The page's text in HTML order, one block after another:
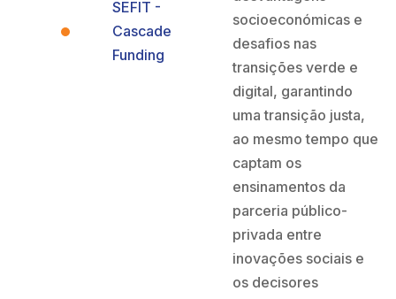
SEFIT -
Cascade
Funding
socioeconómicas e
desafios nas
transições verde e
digital, garantindo
uma transição justa,
ao mesmo tempo que
captam os
ensinamentos da
parceria público-
privada entre
inovações sociais e
os decisores